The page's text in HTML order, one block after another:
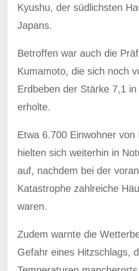
Kyushu, der südlichsten
Japans.
Betroffen war auch die
Kumamoto, die sich noch
Erdbeben der Stärke 7,1
erholte.
Etwa 6.700 Einwohner von
hielten sich weiterhin in
auf, nachdem bei der
Katastrophe zahlreiche
waren.
Zudem warnte die
Gefahr eines Hitzschlags,